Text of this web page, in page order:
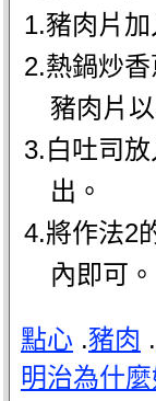
1.豬肉片加
2.熱鍋炒
豬肉片
3.白吐司
出。
4.將作法2
內即可。
點心 .豬肉 .
明治為什